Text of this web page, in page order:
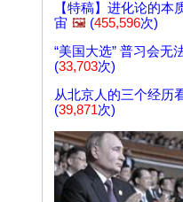
【特稿】进化论的本
宙 🖼️ (455,596次)
“美国大选” 普习会无
(33,703次)
从北京人的三个经历
(39,871次)